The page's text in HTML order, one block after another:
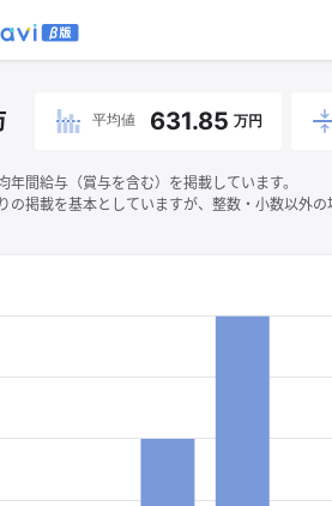
平均値 631.85 万円
間給与（賞与を含む）を掲載しています。
の掲載を基本としていますが、整数・小数以外